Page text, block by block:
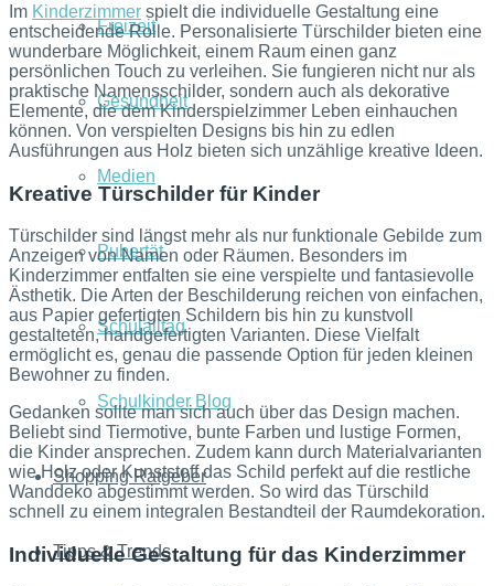
Freizeit
Gesundheit
Medien
Pubertät
Schulalltag
Schulkinder Blog
Shopping Ratgeber
Tipps & Trends
Im Kinderzimmer spielt die individuelle Gestaltung eine
entscheidende Rolle. Personalisierte Türschilder bieten eine
wunderbare Möglichkeit, einem Raum einen ganz
persönlichen Touch zu verleihen. Sie fungieren nicht nur als
praktische Namensschilder, sondern auch als dekorative
Elemente, die dem Kinderspielzimmer Leben einhauchen
können. Von verspielten Designs bis hin zu edlen
Ausführungen aus Holz bieten sich unzählige kreative Ideen.
Kreative Türschilder für Kinder
Türschilder sind längst mehr als nur funktionale Gebilde zum
Anzeigen von Namen oder Räumen. Besonders im
Kinderzimmer entfalten sie eine verspielte und fantasievolle
Ästhetik. Die Arten der Beschilderung reichen von einfachen,
aus Papier gefertigten Schildern bis hin zu kunstvoll
gestalteten, handgefertigten Varianten. Diese Vielfalt
ermöglicht es, genau die passende Option für jeden kleinen
Bewohner zu finden.
Gedanken sollte man sich auch über das Design machen.
Beliebt sind Tiermotive, bunte Farben und lustige Formen,
die Kinder ansprechen. Zudem kann durch Materialvarianten
wie Holz oder Kunststoff das Schild perfekt auf die restliche
Wanddeko abgestimmt werden. So wird das Türschild
schnell zu einem integralen Bestandteil der Raumdekoration.
Individuelle Gestaltung für das Kinderzimmer